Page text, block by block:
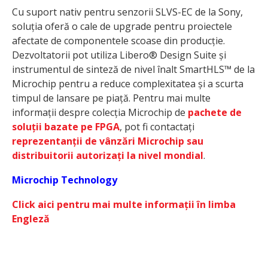
Cu suport nativ pentru senzorii SLVS-EC de la Sony,
soluția oferă o cale de upgrade pentru proiectele
afectate de componentele scoase din producție.
Dezvoltatorii pot utiliza Libero® Design Suite și
instrumentul de sinteză de nivel înalt SmartHLS™ de la
Microchip pentru a reduce complexitatea și a scurta
timpul de lansare pe piață. Pentru mai multe
informații despre colecția Microchip de pachete de
soluții bazate pe FPGA, pot fi contactați
reprezentanții de vânzări Microchip sau
distribuitorii autorizați la nivel mondial.
Microchip Technology
Click aici pentru mai multe informații în limba
Engleză